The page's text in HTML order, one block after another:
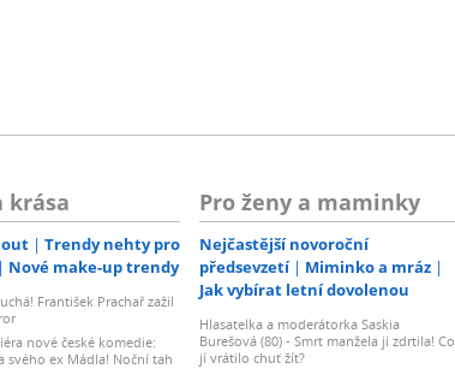
krása
Trendy nehty pro
Nové make-up trendy
František Prachař zažil
nové české komedie:
svého ex Mádla! Noční tah
Pro ženy a maminky
Nejčastější novoroční
předsevzetí
Miminko a mráz
Jak vybírat letní dovolenou
Hlasatelka a moderátorka Saskia
Burešová (80) - Smrt manžela ji zdrtila! Co
jí vrátilo chuť žít?